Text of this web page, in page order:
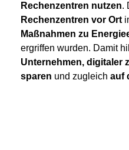
Rechenzentren nutzen.
Rechenzentren vor Ort
Maßnahmen zu
ergriffen wurden. Damit
Unternehmen, digitaler
sparen und zugleich auf